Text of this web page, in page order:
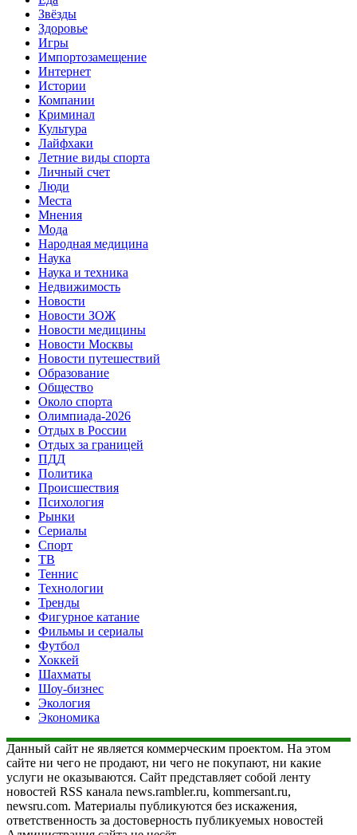
Звёзды
Здоровье
Игры
Импортозамещение
Интернет
Истории
Компании
Криминал
Культура
Лайфхаки
Летние виды спорта
Личный счет
Люди
Места
Мнения
Мода
Народная медицина
Наука
Наука и техника
Недвижимость
Новости
Новости ЗОЖ
Новости медицины
Новости Москвы
Новости путешествий
Образование
Общество
Около спорта
Олимпиада-2026
Отдых в России
Отдых за границей
ПДД
Политика
Происшествия
Психология
Рынки
Сериалы
Спорт
ТВ
Теннис
Технологии
Тренды
Фигурное катание
Фильмы и сериалы
Футбол
Хоккей
Шахматы
Шоу-бизнес
Экология
Экономика
Данный сайт не является коммерческим проектом. На этом
сайте ни чего не продают, ни чего не покупают, ни какие
услуги не оказываются. Сайт представляет собой ленту
новостей RSS канала news.rambler.ru, kommersant.ru,
newsru.com. Материалы публикуются без искажения,
ответственность за достоверность публикуемых новостей